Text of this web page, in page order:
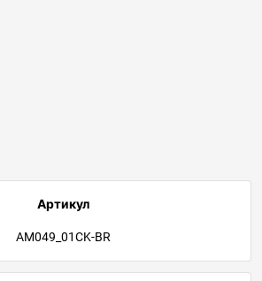
Артикул
AM049_01CK-BR